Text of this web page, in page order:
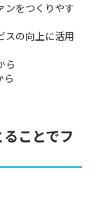
ンをつくりやす
スの向上に活用
ら
ら
ことでフ